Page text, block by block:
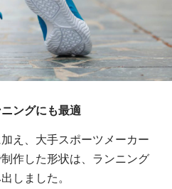
ングにも最適
え、大手スポーツメーカー
作した形状は、ランニング
しました。